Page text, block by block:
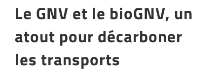
Le GNV et le bioGNV, un
atout pour décarboner
les transports